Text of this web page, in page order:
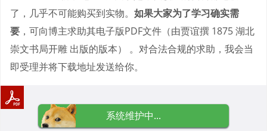
了，几乎不可能购买到实物。 如果大家为了学习确实需
要 ，可向博主求助其电子版PDF文件（由贾谊撰 1875 湖北
崇文书局开雕 出版的版本） 。对合法合规的求助，我会当
即受理并将下载地址发送给你。
系统维护中...